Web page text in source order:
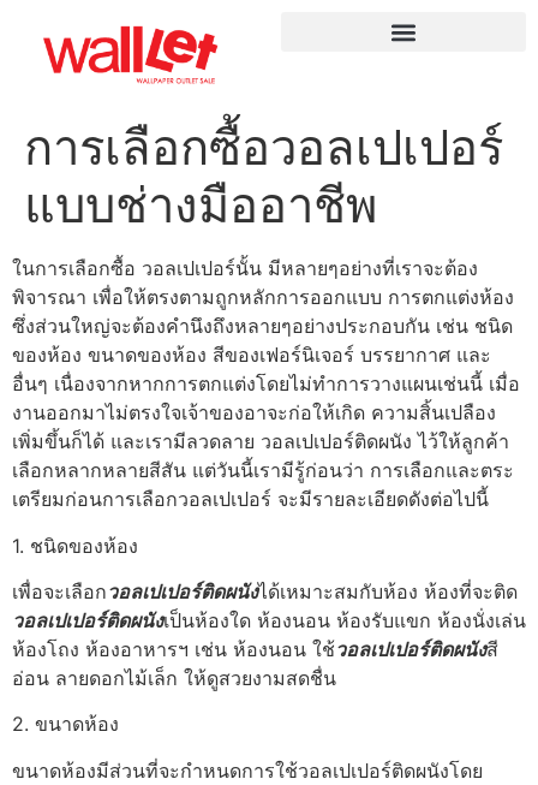
การเลือกซื้อวอลเปเปอร์
แบบช่างมืออาชีพ
ในการเลือกซื้อ วอลเปเปอร์นั้น มีหลายๆอย่างที่เราจะต้อง
พิจารณา เพื่อให้ตรงตามถูกหลักการออกแบบ การตกแต่งห้อง
ซึ่งส่วนใหญ่จะต้องคำนึงถึงหลายๆอย่างประกอบกัน เช่น ชนิด
ของห้อง ขนาดของห้อง สีของเฟอร์นิเจอร์ บรรยากาศ และ
อื่นๆ เนื่องจากหากการตกแต่งโดยไม่ทำการวางแผนเช่นนี้ เมื่อ
งานออกมาไม่ตรงใจเจ้าของอาจะก่อให้เกิด ความสิ้นเปลือง
เพิ่มขึ้นก็ได้ และเรามีลวดลาย วอลเปเปอร์ติดผนัง ไว้ให้ลูกค้า
เลือกหลากหลายสีสัน แต่วันนี้เรามีรู้ก่อนว่า การเลือกและตระ
เตรียมก่อนการเลือกวอลเปเปอร์ จะมีรายละเอียดดังต่อไปนี้
1. ชนิดของห้อง
เพื่อจะเลือกวอลเปเปอร์ติดผนังได้เหมาะสมกับห้อง ห้องที่จะติด
วอลเปเปอร์ติดผนังเป็นห้องใด ห้องนอน ห้องรับแขก ห้องนั่งเล่น
ห้องโถง ห้องอาหารฯ เช่น ห้องนอน ใช้วอลเปเปอร์ติดผนังสี
อ่อน ลายดอกไม้เล็ก ให้ดูสวยงามสดชื่น
2. ขนาดห้อง
ขนาดห้องมีส่วนที่จะกำหนดการใช้วอลเปเปอร์ติดผนังโดย